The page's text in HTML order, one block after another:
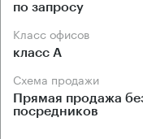
по запросу
Класс офисов
класс А
Схема продажи
Прямая продажа
посредников